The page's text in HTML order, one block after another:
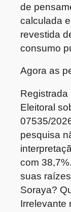
de
calculada
revestida
consumo
Agora as
Registrada
Eleitoral
07535/
pesquisa
com
suas
Soraya?
Irrelevante